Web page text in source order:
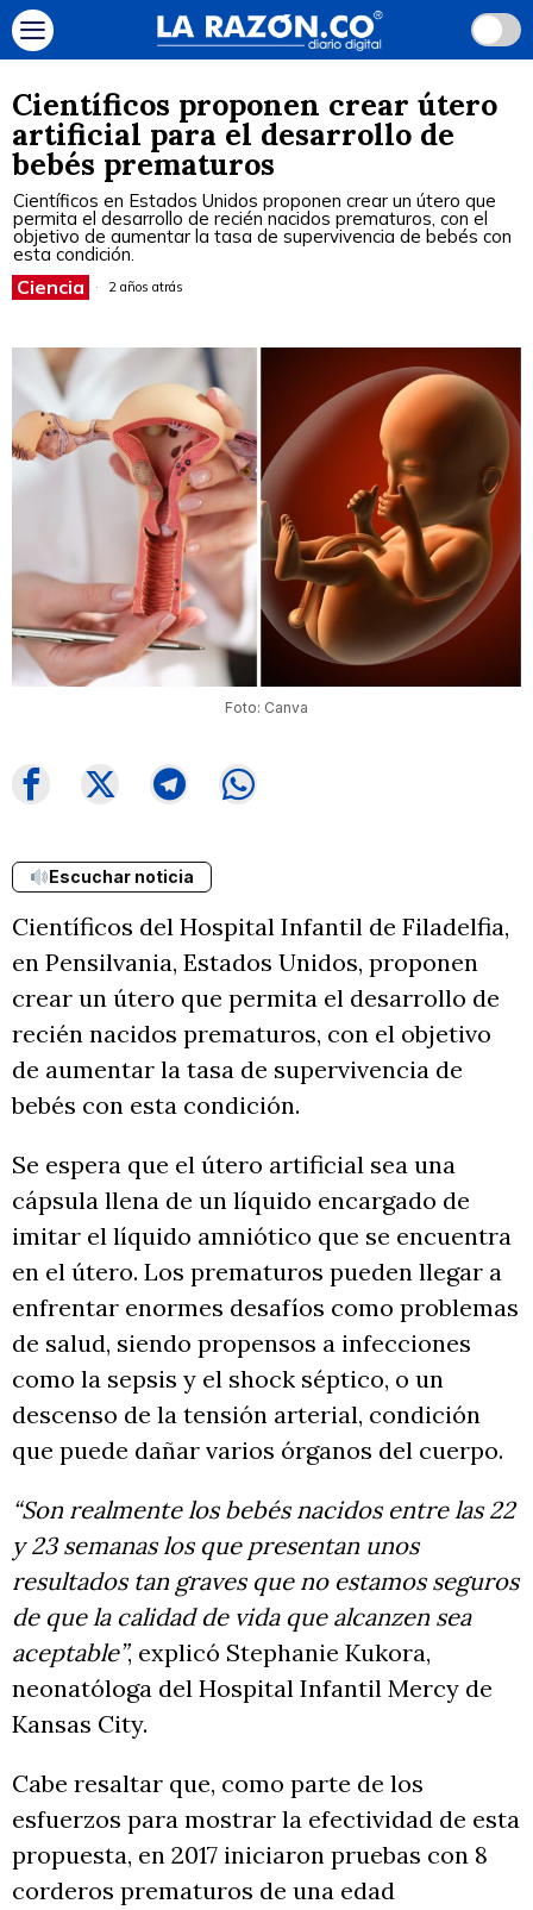
Científicos proponen crear útero
artificial para el desarrollo de
bebés prematuros
Científicos en Estados Unidos proponen crear un útero que
permita el desarrollo de recién nacidos prematuros, con el
objetivo de aumentar la tasa de supervivencia de bebés con
esta condición.
Ciencia 2 años atrás
Foto: Canva
Escuchar noticia
Científicos del Hospital Infantil de Filadelfia,
en Pensilvania, Estados Unidos, proponen
crear un útero que permita el desarrollo de
recién nacidos prematuros, con el objetivo
de aumentar la tasa de supervivencia de
bebés con esta condición.
Se espera que el útero artificial sea una
cápsula llena de un líquido encargado de
imitar el líquido amniótico que se encuentra
en el útero. Los prematuros pueden llegar a
enfrentar enormes desafíos como problemas
de salud, siendo propensos a infecciones
como la sepsis y el shock séptico, o un
descenso de la tensión arterial, condición
que puede dañar varios órganos del cuerpo.
“Son realmente los bebés nacidos entre las 22
y 23 semanas los que presentan unos
resultados tan graves que no estamos seguros
de que la calidad de vida que alcanzen sea
aceptable”, explicó Stephanie Kukora,
neonatóloga del Hospital Infantil Mercy de
Kansas City.
Cabe resaltar que, como parte de los
esfuerzos para mostrar la efectividad de esta
propuesta, en 2017 iniciaron pruebas con 8
corderos prematuros de una edad